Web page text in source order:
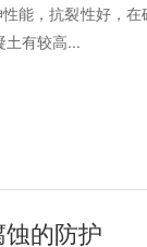
能，抗裂性好，在
土有较高...
的防护